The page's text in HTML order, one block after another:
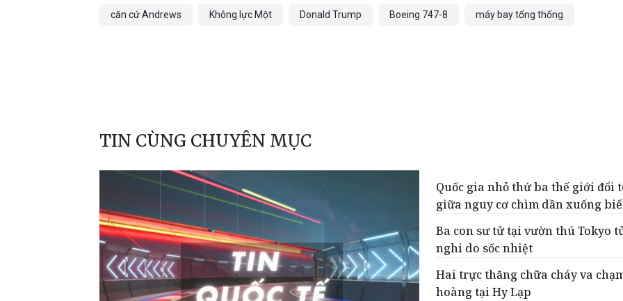
căn cứ Andrews Không lực Một Donald Trump Boeing 747-8 máy bay tổng thống
TIN CÙNG CHUYÊN MỤC
Quốc gia nhỏ thứ ba thế giới đổi
giữa nguy cơ chìm dần xuống
Ba con sư tử tại vườn thú Tokyo
nghi do sốc nhiệt
Hai trực thăng chữa cháy va
hoàng tại Hy Lạp